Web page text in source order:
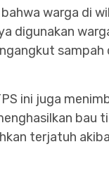
warga di
digunakan
sampah
ini juga
bau
terjatuh